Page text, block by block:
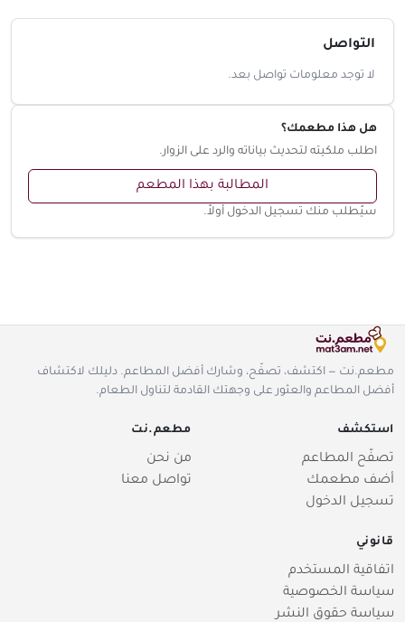
التواصل
لا توجد معلومات تواصل بعد.
هل هذا مطعمك؟
اطلب ملكيته لتحديث بياناته والرد على الزوار.
المطالبة بهذا المطعم
سيُطلب منك تسجيل الدخول أولاً.
مطعم.نت — اكتشف، تصفّح، وشارك أفضل المطاعم. دليلك لاكتشاف
أفضل المطاعم والعثور على وجهتك القادمة لتناول الطعام.
استكشف
تصفّح المطاعم
أضف مطعمك
تسجيل الدخول
مطعم.نت
من نحن
تواصل معنا
قانوني
اتفاقية المستخدم
سياسة الخصوصية
سياسة حقوق النشر